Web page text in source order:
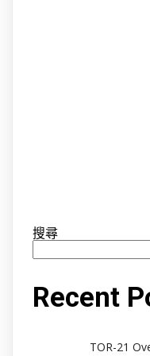
搜尋
Recent
TOR-21